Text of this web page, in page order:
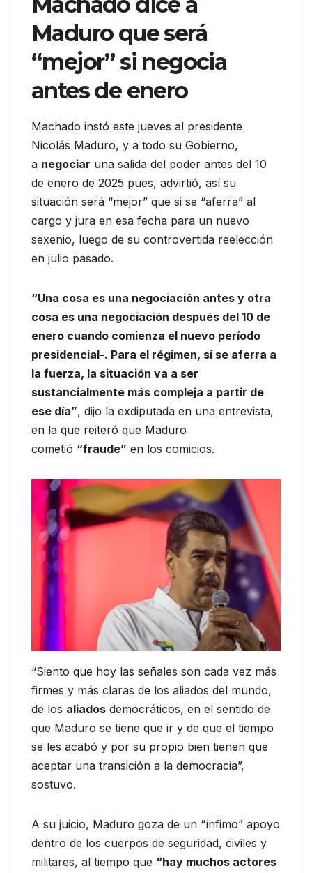
Maduro que será
“mejor” si negocia
antes de enero
Machado instó este jueves al presidente
Nicolás Maduro, y a todo su Gobierno,
a negociar una salida del poder antes del 10
de enero de 2025 pues, advirtió, así su
situación será “mejor” que si se “aferra” al
cargo y jura en esa fecha para un nuevo
sexenio, luego de su controvertida reelección
en julio pasado.
“Una cosa es una negociación antes y otra
cosa es una negociación después del 10 de
enero cuando comienza el nuevo período
presidencial-. Para el régimen, si se aferra a
la fuerza, la situación va a ser
sustancialmente más compleja a partir de
ese día”, dijo la exdiputada en una entrevista,
en la que reiteró que Maduro
cometió “fraude” en los comicios.
“Siento que hoy las señales son cada vez más
firmes y más claras de los aliados del mundo,
de los aliados democráticos, en el sentido de
que Maduro se tiene que ir y de que el tiempo
se les acabó y por su propio bien tienen que
aceptar una transición a la democracia”,
sostuvo.
A su juicio, Maduro goza de un “ínfimo” apoyo
dentro de los cuerpos de seguridad, civiles y
militares, al tiempo que “hay muchos actores